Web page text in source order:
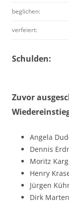
beglichen:
verfeiert:
Schulden:
Zuvor
Angela
Dennis
Moritz
Henry
Jürgen
Dirk